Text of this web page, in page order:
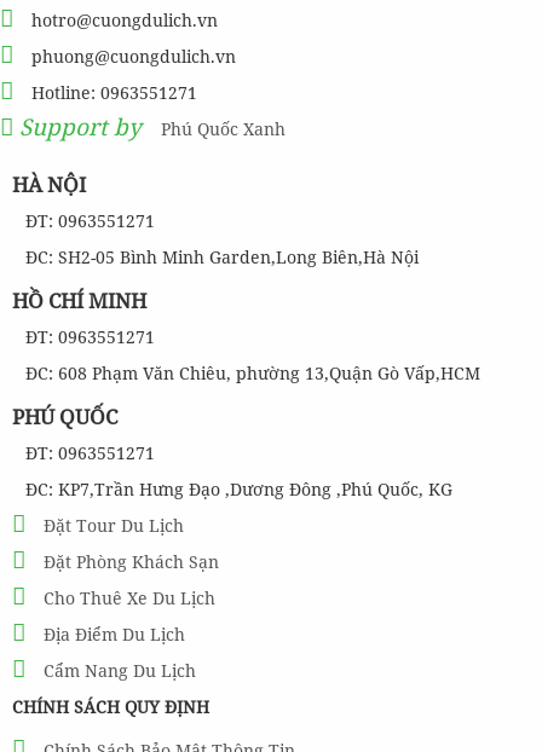
hotro@cuongdulich.vn
phuong@cuongdulich.vn
Hotline: 0963551271
Support by Phú Quốc Xanh
HÀ NỘI
ĐT: 0963551271
ĐC: SH2-05 Bình Minh Garden,Long Biên,Hà Nội
HỒ CHÍ MINH
ĐT: 0963551271
ĐC: 608 Phạm Văn Chiêu, phường 13,Quận Gò Vấp,HCM
PHÚ QUỐC
ĐT: 0963551271
ĐC: KP7,Trần Hưng Đạo ,Dương Đông ,Phú Quốc, KG
Đặt Tour Du Lịch
Đặt Phòng Khách Sạn
Cho Thuê Xe Du Lịch
Địa Điểm Du Lịch
Cẩm Nang Du Lịch
CHÍNH SÁCH QUY ĐỊNH